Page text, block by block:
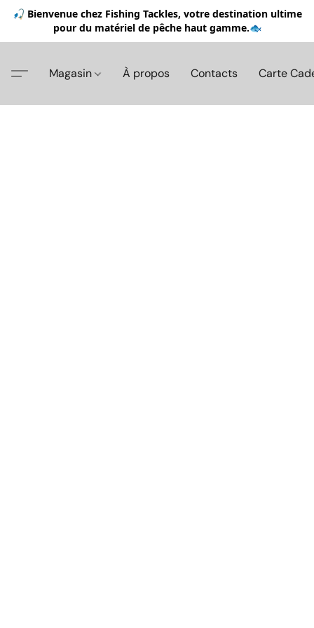
🎣 Bienvenue chez Fishing Tackles, votre destination ultime
pour du matériel de pêche haut gamme.🐟
Magasin À propos Contacts Carte